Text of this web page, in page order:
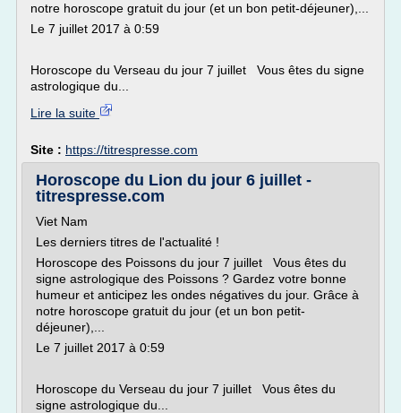
notre horoscope gratuit du jour (et un bon petit-déjeuner),...
Le 7 juillet 2017 à 0:59
Horoscope du Verseau du jour 7 juillet Vous êtes du signe
astrologique du...
Lire la suite
Site : https://titrespresse.com
Horoscope du Lion du jour 6 juillet -
titrespresse.com
Viet Nam
Les derniers titres de l'actualité !
Horoscope des Poissons du jour 7 juillet Vous êtes du
signe astrologique des Poissons ? Gardez votre bonne
humeur et anticipez les ondes négatives du jour. Grâce à
notre horoscope gratuit du jour (et un bon petit-
déjeuner),...
Le 7 juillet 2017 à 0:59
Horoscope du Verseau du jour 7 juillet Vous êtes du
signe astrologique du...